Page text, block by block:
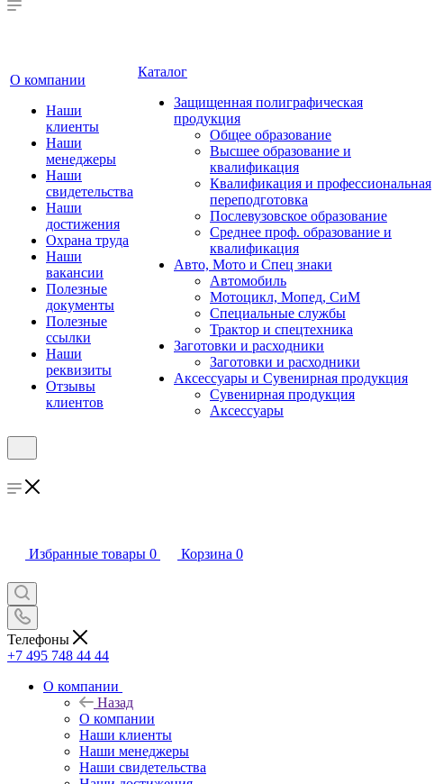
О компании
Наши
клиенты
Наши
менеджеры
Наши
свидетельства
Наши
достижения
Охрана труда
Наши
вакансии
Полезные
документы
Полезные
ссылки
Наши
реквизиты
Отзывы
клиентов
Каталог
Защищенная полиграфическая
продукция
Общее образование
Высшее образование и
квалификация
Квалификация и профессиональная
переподготовка
Послевузовское образование
Среднее проф. образование и
квалификация
Авто, Мото и Спец знаки
Автомобиль
Мотоцикл, Мопед, СиМ
Специальные службы
Трактор и спецтехника
Заготовки и расходники
Заготовки и расходники
Аксессуары и Сувенирная продукция
Сувенирная продукция
Аксессуары
Избранные товары 0 Корзина 0
Телефоны
+7 495 748 44 44
О компании
Назад
О компании
Наши клиенты
Наши менеджеры
Наши свидетельства